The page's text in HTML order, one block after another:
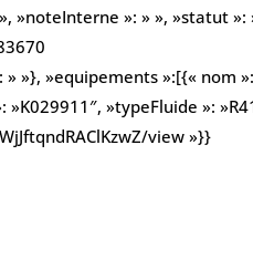
»noteInterne »: » », »statut »:
»}, »equipements »:[{« nom
»typeFluide »:
view »}}